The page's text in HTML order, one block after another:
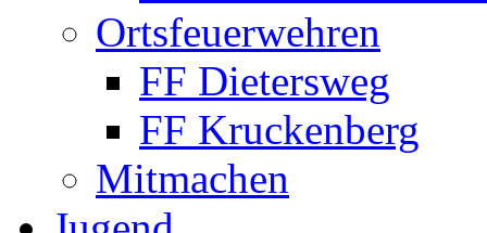
Ortsfeuerwehren
FF Dietersweg
FF Kruckenberg
Mitmachen